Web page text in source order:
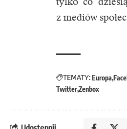
z mediów
TEMATY:Europa
TwitterZenbox